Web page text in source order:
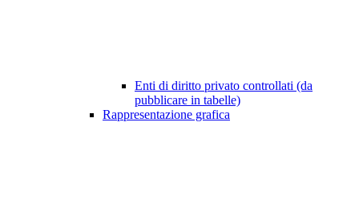
Enti di diritto privato controllati (da
pubblicare in tabelle)
Rappresentazione grafica